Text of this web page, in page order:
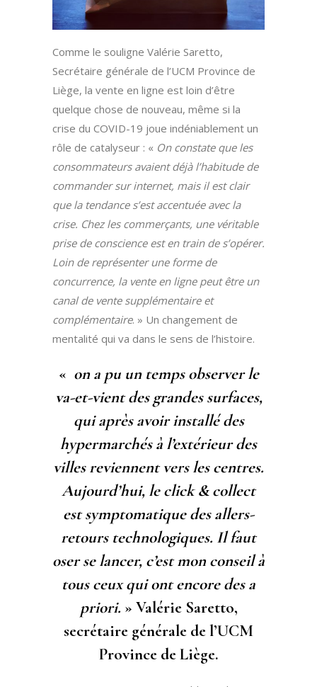
Comme le souligne Valérie Saretto,
Secrétaire générale de l’UCM Province de
Liège, la vente en ligne est loin d’être
quelque chose de nouveau, même si la
crise du COVID-19 joue indéniablement un
rôle de catalyseur : « On constate que les
consommateurs avaient déjà l’habitude de
commander sur internet, mais il est clair
que la tendance s’est accentuée avec la
crise. Chez les commerçants, une véritable
prise de conscience est en train de s’opérer.
Loin de représenter une forme de
concurrence, la vente en ligne peut être un
canal de vente supplémentaire et
complémentaire. » Un changement de
mentalité qui va dans le sens de l’histoire.
« on a pu un temps observer le
va-et-vient des grandes surfaces,
qui après avoir installé des
hypermarchés à l’extérieur des
villes reviennent vers les centres.
Aujourd’hui, le click & collect
est symptomatique des allers-
retours technologiques. Il faut
oser se lancer, c’est mon conseil à
tous ceux qui ont encore des a
priori. » Valérie Saretto,
secrétaire générale de l’UCM
Province de Liège.